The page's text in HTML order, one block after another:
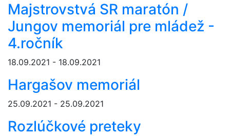
Majstrovstvá SR maratón /
Jungov memoriál pre mládež -
4.ročník
18.09.2021 - 18.09.2021
Hargašov memoriál
25.09.2021 - 25.09.2021
Rozlúčkové preteky